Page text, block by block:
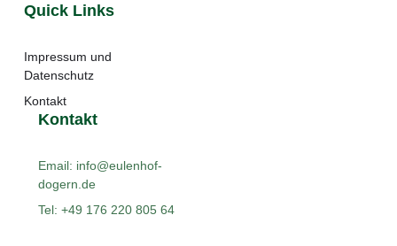
Quick Links
Impressum und
Datenschutz
Kontakt
Kontakt
Email: info@eulenhof-
dogern.de
Tel: +49 176 220 805 64